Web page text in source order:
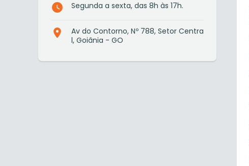
Segunda a sexta, das 8h às 17h.
Av do Contorno, Nº 788, Setor Centra
l, Goiânia - GO